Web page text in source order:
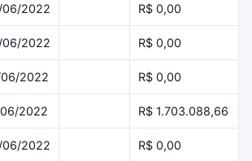
2022 R$ 0,00
2022 R$ 0,00
2022 R$ 0,00
2022 R$ 1.703.088,66
06/2022 R$ 0,00